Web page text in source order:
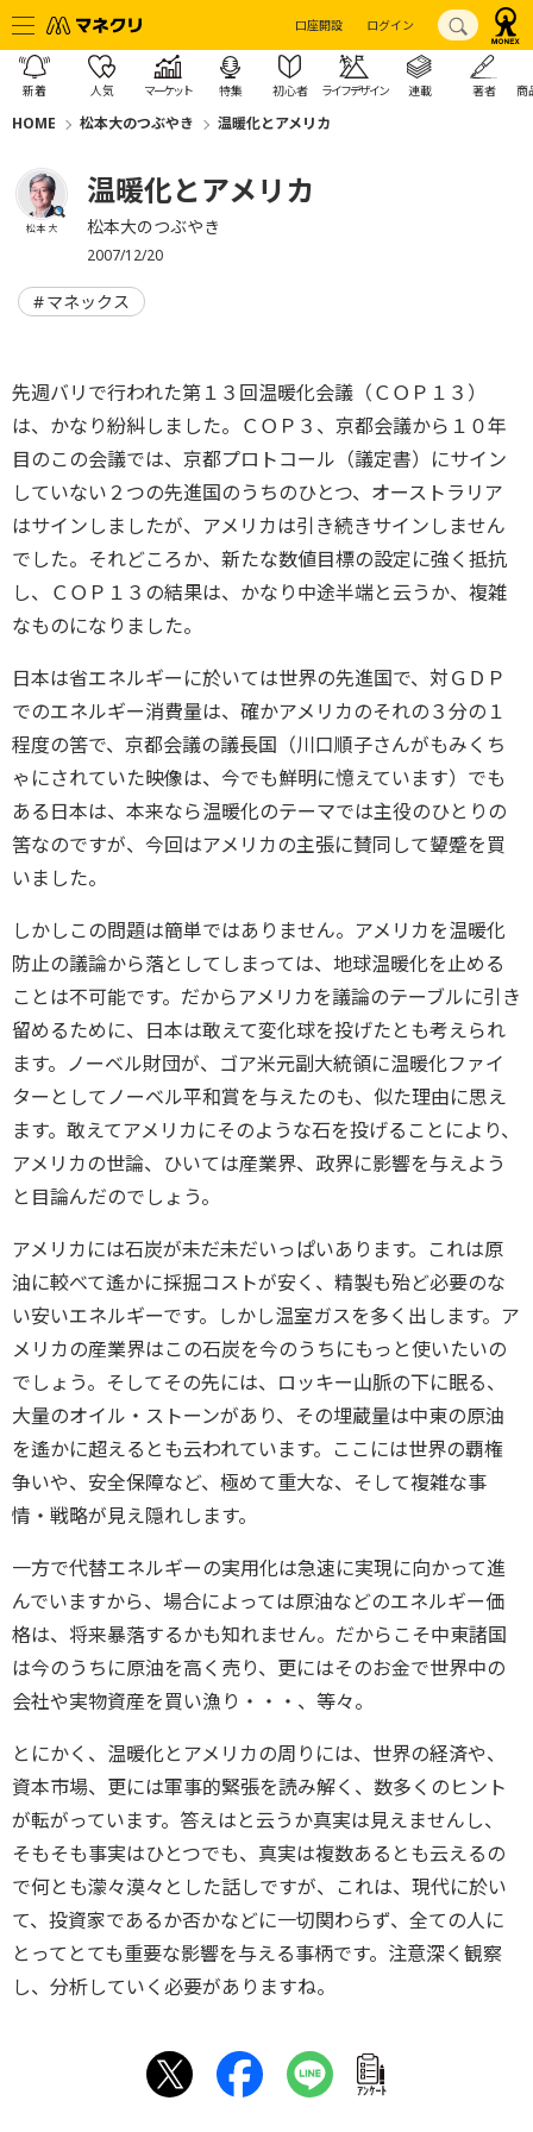
口座開設 ログイン
新着 人気 マーケット 特集 初心者 ライフデザイン 連載 著者 商
HOME 松本大のつぶやき 温暖化とアメリカ
松本 大
温暖化とアメリカ
松本大のつぶやき
2007/12/20
マネックス
先週バリで行われた第１３回温暖化会議（ＣＯＰ１３）
は、かなり紛糾しました。ＣＯＰ３、京都会議から１０年
目のこの会議では、京都プロトコール（議定書）にサイン
していない２つの先進国のうちのひとつ、オーストラリア
はサインしましたが、アメリカは引き続きサインしません
でした。それどころか、新たな数値目標の設定に強く抵抗
し、ＣＯＰ１３の結果は、かなり中途半端と云うか、複雑
なものになりました。
日本は省エネルギーに於いては世界の先進国で、対ＧＤＰ
でのエネルギー消費量は、確かアメリカのそれの３分の１
程度の筈で、京都会議の議長国（川口順子さんがもみくち
ゃにされていた映像は、今でも鮮明に憶えています）でも
ある日本は、本来なら温暖化のテーマでは主役のひとりの
筈なのですが、今回はアメリカの主張に賛同して顰蹙を買
いました。
しかしこの問題は簡単ではありません。アメリカを温暖化
防止の議論から落としてしまっては、地球温暖化を止める
ことは不可能です。だからアメリカを議論のテーブルに引き
留めるために、日本は敢えて変化球を投げたとも考えられ
ます。ノーベル財団が、ゴア米元副大統領に温暖化ファイ
ターとしてノーベル平和賞を与えたのも、似た理由に思え
ます。敢えてアメリカにそのような石を投げることにより、
アメリカの世論、ひいては産業界、政界に影響を与えよう
と目論んだのでしょう。
アメリカには石炭が未だ未だいっぱいあります。これは原
油に較べて遙かに採掘コストが安く、精製も殆ど必要のな
い安いエネルギーです。しかし温室ガスを多く出します。ア
メリカの産業界はこの石炭を今のうちにもっと使いたいの
でしょう。そしてその先には、ロッキー山脈の下に眠る、
大量のオイル・ストーンがあり、その埋蔵量は中東の原油
を遙かに超えるとも云われています。ここには世界の覇権
争いや、安全保障など、極めて重大な、そして複雑な事
情・戦略が見え隠れします。
一方で代替エネルギーの実用化は急速に実現に向かって進
んでいますから、場合によっては原油などのエネルギー価
格は、将来暴落するかも知れません。だからこそ中東諸国
は今のうちに原油を高く売り、更にはそのお金で世界中の
会社や実物資産を買い漁り・・・、等々。
とにかく、温暖化とアメリカの周りには、世界の経済や、
資本市場、更には軍事的緊張を読み解く、数多くのヒント
が転がっています。答えはと云うか真実は見えませんし、
そもそも事実はひとつでも、真実は複数あるとも云えるの
で何とも濛々漠々とした話しですが、これは、現代に於い
て、投資家であるか否かなどに一切関わらず、全ての人に
とってとても重要な影響を与える事柄です。注意深く観察
し、分析していく必要がありますね。
ｱﾝｹｰﾄ